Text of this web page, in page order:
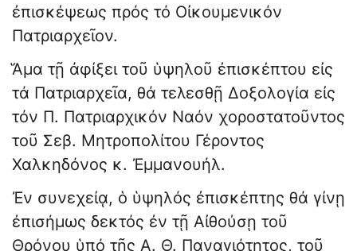
ἐπισκέψεως πρός τό Οἰκουμενικόν
Πατριαρχεῖον.
Ἅμα τῇ ἀφίξει τοῦ ὑψηλοῦ ἐπισκέπτου εἰς
τά Πατριαρχεῖα, θά τελεσθῇ Δοξολογία εἰς
τόν Π. Πατριαρχικόν Ναόν χοροστατοῦντος
τοῦ Σεβ. Μητροπολίτου Γέροντος
Χαλκηδόνος κ. Ἐμμανουήλ.
Ἐν συνεχείᾳ, ὁ ὑψηλός ἐπισκέπτης θά γίνῃ
ἐπισήμως δεκτός ἐν τῇ Αἰθούσῃ τοῦ
Θρόνου ὑπό τῆς Α. Θ. Παναγιότητος, τοῦ